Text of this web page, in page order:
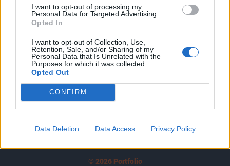
I want to opt-out of processing my
Personal Data for Targeted Advertising.
Opted In
I want to opt-out of Collection, Use,
Retention, Sale, and/or Sharing of my
Personal Data that Is Unrelated with the
Purposes for which it was collected.
Opted Out
CONFIRM
Data Deletion Data Access Privacy Policy
Kötéslisták: BÉT elmúlt 2 év napon belüli
kötéslistái
Előfizetés
MÁR ELŐFIZETŐNK VAGY?BEJELENTKEZÉS
© 2026 Portfolio